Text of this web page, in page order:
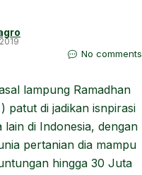
No comments